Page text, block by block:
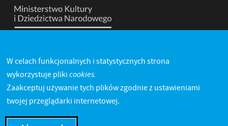
W celach funkcjonalnych i statystycznych strona
wykorzystuje pliki cookies.
Zaakceptuj używanie tych plików zgodnie z ustawieniami
twojej przeglądarki internetowej.